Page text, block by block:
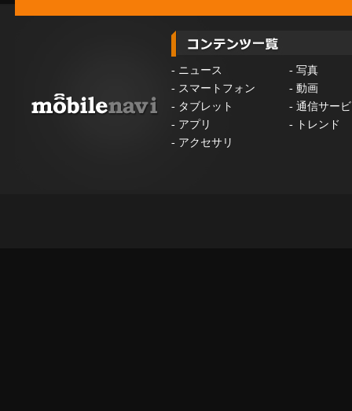
- ニュース - 写真
- スマートフォン - 動画
- タブレット - 通信サー
- アプリ -
トレンド
- アクセサリ